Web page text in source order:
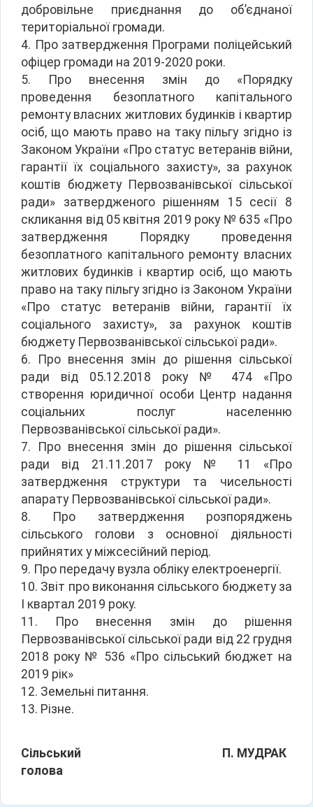
добровільне приєднання до об’єднаної
територіальної громади.
4. Про затвердження Програми поліцейський
офіцер громади на 2019-2020 роки.
5. Про внесення змін до «Порядку
проведення безоплатного капітального
ремонту власних житлових будинків і квартир
осіб, що мають право на таку пільгу згідно із
Законом України «Про статус ветеранів війни,
гарантії їх соціального захисту», за рахунок
коштів бюджету Первозванівської сільської
ради» затвердженого рішенням 15 сесії 8
скликання від 05 квітня 2019 року № 635 «Про
затвердження Порядку проведення
безоплатного капітального ремонту власних
житлових будинків і квартир осіб, що мають
право на таку пільгу згідно із Законом України
«Про статус ветеранів війни, гарантії їх
соціального захисту», за рахунок коштів
бюджету Первозванівської сільської ради».
6. Про внесення змін до рішення сільської
ради від 05.12.2018 року № 474 «Про
створення юридичної особи Центр надання
соціальних послуг населенню
Первозванівської сільської ради».
7. Про внесення змін до рішення сільської
ради від 21.11.2017 року № 11 «Про
затвердження структури та чисельності
апарату Первозванівської сільської ради».
8. Про затвердження розпоряджень
сільського голови з основної діяльності
прийнятих у міжсесійний період.
9. Про передачу вузла обліку електроенергії.
10. Звіт про виконання сільського бюджету за
І квартал 2019 року.
11. Про внесення змін до рішення
Первозванівської сільської ради від 22 грудня
2018 року № 536 «Про сільський бюджет на
2019 рік»
12. Земельні питання.
13. Різне.
Сільський
голова
П. МУДРАК